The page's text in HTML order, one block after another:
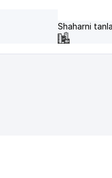
Shaharni